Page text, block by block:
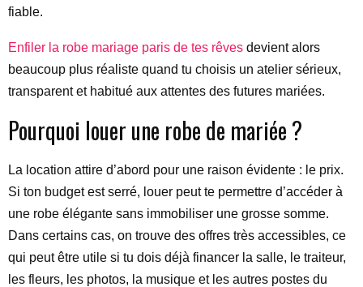
fiable.
Enfiler la robe mariage paris de tes rêves devient alors
beaucoup plus réaliste quand tu choisis un atelier sérieux,
transparent et habitué aux attentes des futures mariées.
Pourquoi louer une robe de mariée ?
La location attire d’abord pour une raison évidente : le prix.
Si ton budget est serré, louer peut te permettre d’accéder à
une robe élégante sans immobiliser une grosse somme.
Dans certains cas, on trouve des offres très accessibles, ce
qui peut être utile si tu dois déjà financer la salle, le traiteur,
les fleurs, les photos, la musique et les autres postes du